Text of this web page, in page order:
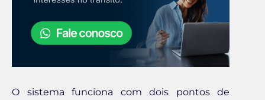
O sistema funciona com dois pontos de